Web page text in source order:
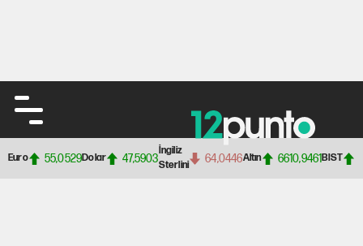
Euro 55,0529Dolar 47,5903
İngiliz
Sterlini
64,0446Altın 6610,9461BIST